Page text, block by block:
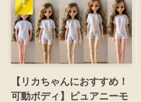
【リカちゃんにおすすめ！
可動ボディ】ピュアニーモ